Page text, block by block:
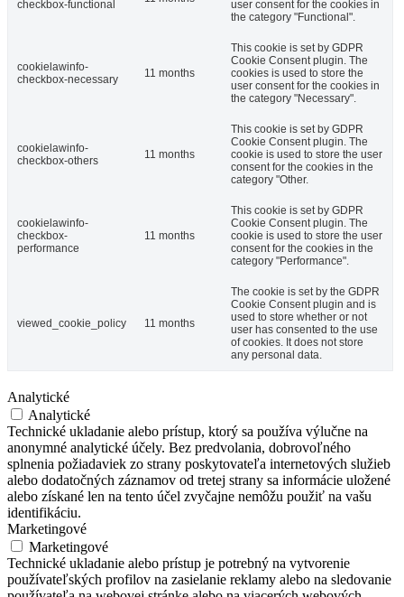
checkbox-functional
user consent for the cookies in
the category "Functional".
cookielawinfo-
checkbox-necessary
11 months
This cookie is set by GDPR
Cookie Consent plugin. The
cookies is used to store the
user consent for the cookies in
the category "Necessary".
cookielawinfo-
checkbox-others
11 months
This cookie is set by GDPR
Cookie Consent plugin. The
cookie is used to store the user
consent for the cookies in the
category "Other.
cookielawinfo-
checkbox-
performance
11 months
This cookie is set by GDPR
Cookie Consent plugin. The
cookie is used to store the user
consent for the cookies in the
category "Performance".
viewed_cookie_policy 11 months
The cookie is set by the GDPR
Cookie Consent plugin and is
used to store whether or not
user has consented to the use
of cookies. It does not store
any personal data.
Analytické
Analytické
Technické ukladanie alebo prístup, ktorý sa používa výlučne na
anonymné analytické účely. Bez predvolania, dobrovoľného
splnenia požiadaviek zo strany poskytovateľa internetových služieb
alebo dodatočných záznamov od tretej strany sa informácie uložené
alebo získané len na tento účel zvyčajne nemôžu použiť na vašu
identifikáciu.
Marketingové
Marketingové
Technické ukladanie alebo prístup je potrebný na vytvorenie
používateľských profilov na zasielanie reklamy alebo na sledovanie